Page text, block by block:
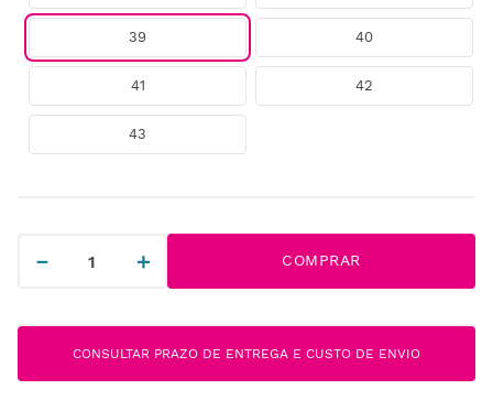
39 40
41 42
43
＋
－ COMPRAR
CONSULTAR PRAZO DE ENTREGA E CUSTO DE ENVIO